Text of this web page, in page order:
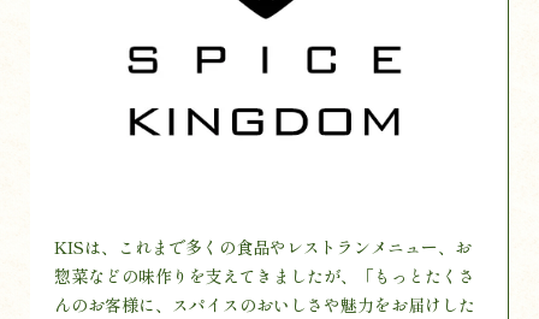
KISは、これまで多くの食品やレストランメニュー、お
惣菜などの味作りを支えてきましたが、「もっとたくさ
んのお客様に、スパイスのおいしさや魅力をお届けした